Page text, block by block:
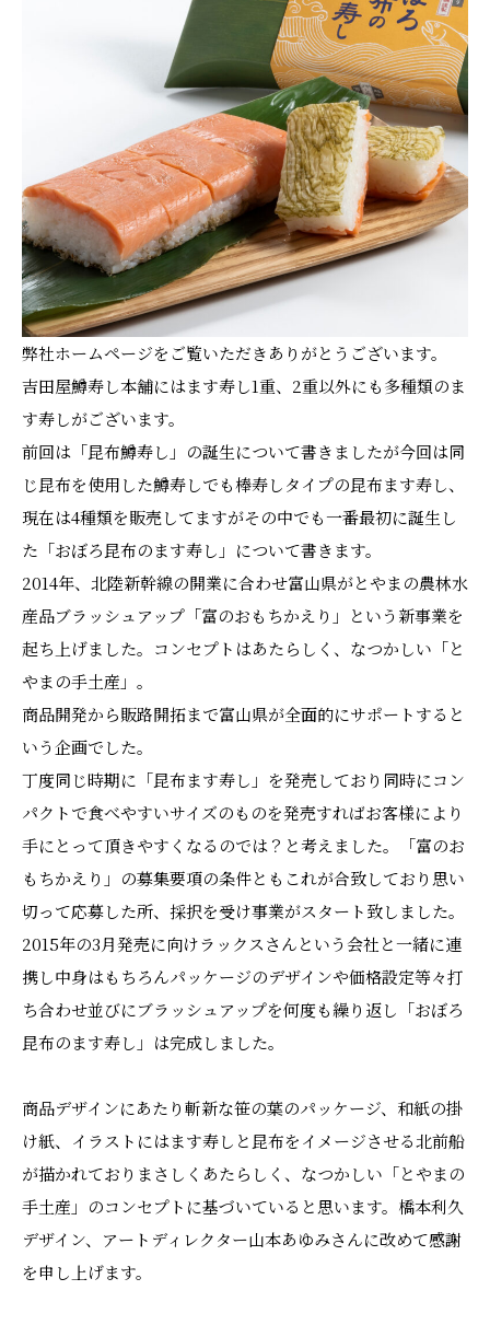
弊社ホームページをご覧いただきありがとうございます。
吉田屋鱒寿し本舗にはます寿し1重、2重以外にも多種類のま
す寿しがございます。
前回は「昆布鱒寿し」の誕生について書きましたが今回は同
じ昆布を使用した鱒寿しでも棒寿しタイプの昆布ます寿し、
現在は4種類を販売してますがその中でも一番最初に誕生し
た「おぼろ昆布のます寿し」について書きます。
2014年、北陸新幹線の開業に合わせ富山県がとやまの農林水
産品ブラッシュアップ「富のおもちかえり」という新事業を
起ち上げました。コンセプトはあたらしく、なつかしい「と
やまの手土産」。
商品開発から販路開拓まで富山県が全面的にサポートすると
いう企画でした。
丁度同じ時期に「昆布ます寿し」を発売しており同時にコン
パクトで食べやすいサイズのものを発売すればお客様により
手にとって頂きやすくなるのでは？と考えました。「富のお
もちかえり」の募集要項の条件ともこれが合致しており思い
切って応募した所、採択を受け事業がスタート致しました。
2015年の3月発売に向けラックスさんという会社と一緒に連
携し中身はもちろんパッケージのデザインや価格設定等々打
ち合わせ並びにブラッシュアップを何度も繰り返し「おぼろ
昆布のます寿し」は完成しました。
商品デザインにあたり斬新な笹の葉のパッケージ、和紙の掛
け紙、イラストにはます寿しと昆布をイメージさせる北前船
が描かれておりまさしくあたらしく、なつかしい「とやまの
手土産」のコンセプトに基づいていると思います。橋本利久
デザイン、アートディレクター山本あゆみさんに改めて感謝
を申し上げます。